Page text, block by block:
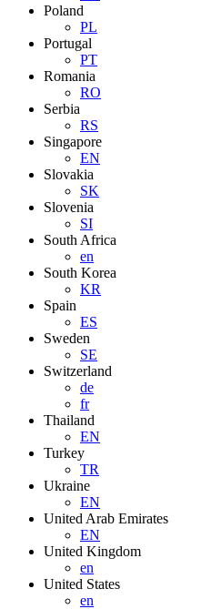
Poland
PL
Portugal
PT
Romania
RO
Serbia
RS
Singapore
EN
Slovakia
SK
Slovenia
SI
South Africa
en
South Korea
KR
Spain
ES
Sweden
SE
Switzerland
de
fr
Thailand
EN
Turkey
TR
Ukraine
EN
United Arab Emirates
EN
United Kingdom
en
United States
en